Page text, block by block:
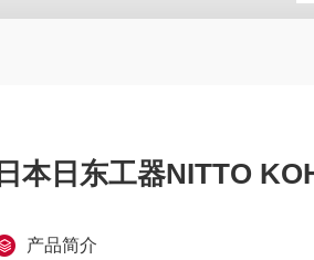
日本日东工器NITTO
产品简介